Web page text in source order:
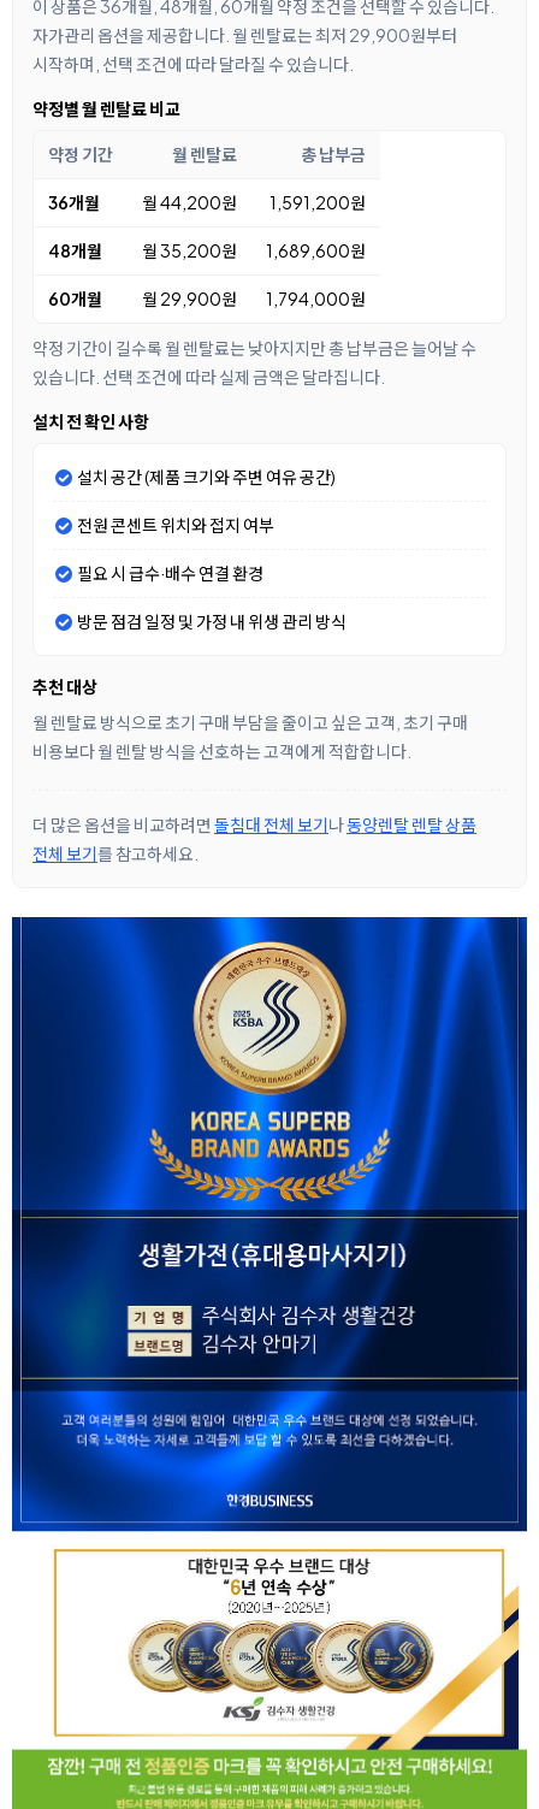
이 상품은 36개월, 48개월, 60개월 약정 조건을 선택할 수 있습니다.
자가관리 옵션을 제공합니다. 월 렌탈료는 최저 29,900원부터
시작하며, 선택 조건에 따라 달라질 수 있습니다.
약정별 월 렌탈료 비교
약정 기간 월 렌탈료 총 납부금
36개월 월 44,200원 1,591,200원
48개월 월 35,200원 1,689,600원
60개월 월 29,900원 1,794,000원
약정 기간이 길수록 월 렌탈료는 낮아지지만 총 납부금은 늘어날 수
있습니다. 선택 조건에 따라 실제 금액은 달라집니다.
설치 전 확인 사항
설치 공간 (제품 크기와 주변 여유 공간)
전원 콘센트 위치와 접지 여부
필요 시 급수·배수 연결 환경
방문 점검 일정 및 가정 내 위생 관리 방식
추천 대상
월 렌탈료 방식으로 초기 구매 부담을 줄이고 싶은 고객, 초기 구매
비용보다 월 렌탈 방식을 선호하는 고객에게 적합합니다.
더 많은 옵션을 비교하려면 돌침대 전체 보기나동양렌탈 렌탈 상품
전체 보기를 참고하세요.